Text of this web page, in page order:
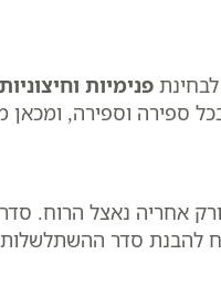
פנימיות וחיצוניות
ספירה וספירה,
אחריה נאצל הרוח.
להבנת סדר